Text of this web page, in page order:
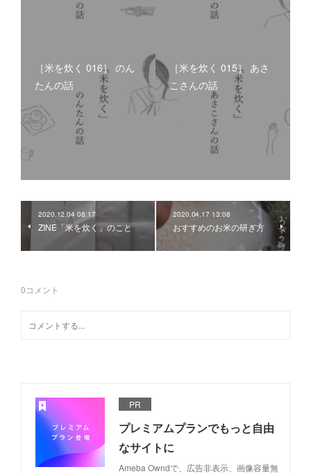
［米を炊く 016］ のん
たんの話
［米を炊く 015］ あさ
こさんの話
2020.12.04 08:17
ZINE「米を炊く」のこと
2020.04.17 13:08
おすすめのお米の研ぎ方
0コメント
PR
プレミアムプランでもっと自由
なサイトに
Ameba Owndで、広告非表示、画像容量無